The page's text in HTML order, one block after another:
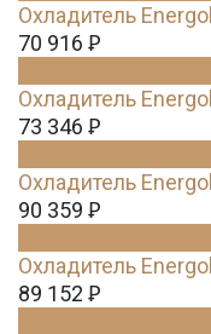
Охладитель
70 916 Ꝑ
Охладитель
73 346 Ꝑ
Охладитель
90 359 Ꝑ
Охладитель
89 152 Ꝑ